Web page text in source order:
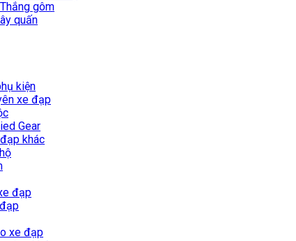
gôm
quấn
kiện
xe đạp
Gear
khác
đạp
xe đạp